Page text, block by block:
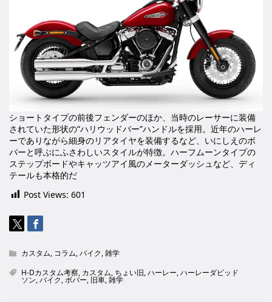
ショートタイプの前後フェンダーのほか、当時のレーサーに装備
されていた形状の“ハリウッドバー”ハンドルを採用。近年のハーレ
ーでありながら細身のリアタイヤを装備するなど、いにしえのボ
バーと呼ぶにふさわしいスタイルが特徴。ハーフムーンタイプの
ステップボードやキャッツアイ風のメーターダッシュなど、ディ
テールも本格的だ
Post Views: 601
カスタム, コラム,バイク,雑学
H-Dカスタム考察, カスタム, ちょい旧,ハーレー,ハーレーダビッド
ソン,バイク,ボバー, 旧車,雑学